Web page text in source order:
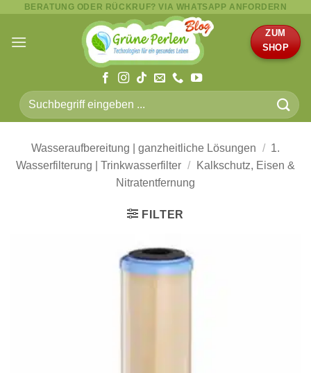
springen
BERATUNG ODER RÜCKRUF? VIA WHATSAPP ANFORDERN
ZUM
SHOP
Suche
nach:
Wasseraufbereitung | ganzheitliche Lösungen / 1.
Wasserfilterung | Trinkwasserfilter /
Kalkschutz, Eisen &
Nitratentfernung
FILTER